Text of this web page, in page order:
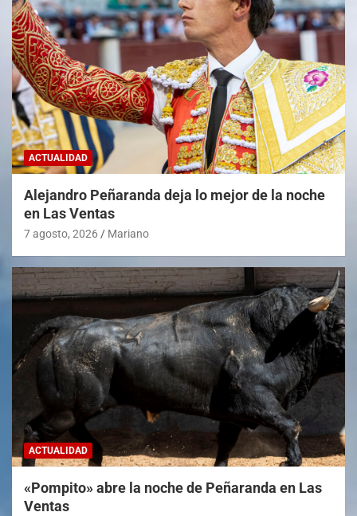
ACTUALIDAD
Alejandro Peñaranda deja lo mejor de la noche
en Las Ventas
7 agosto, 2026 Mariano
ACTUALIDAD
«Pompito» abre la noche de Peñaranda en Las
Ventas